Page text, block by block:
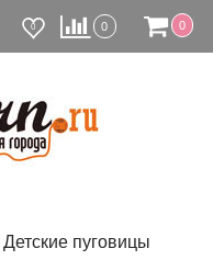
0 0 0
Детские пуговицы